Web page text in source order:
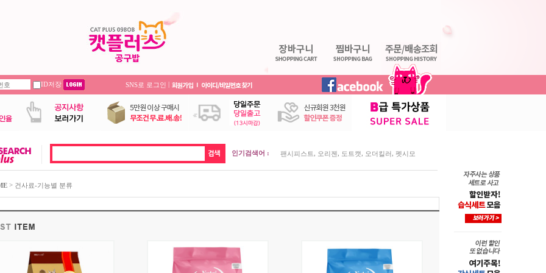
ID저장 SNS로 로그인 |
인기검색어 : 팬시피스트 오리젠 도트캣 오더킬러 펫시모
> 건사료-기능별 분류